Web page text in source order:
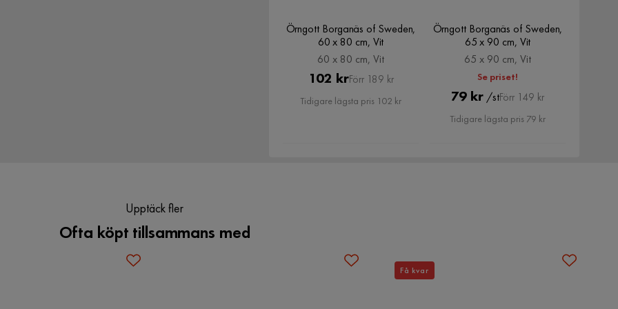
Örngott Borganäs of Sweden,
60 x 80 cm, Vit
60 x 80 cm, Vit
Pris
102 krOriginal
Pris
Förr 189 kr
Tidigare lägsta pris 102 kr
Örngott Borganäs of Sweden,
65 x 90 cm, Vit
65 x 90 cm, Vit
Se priset!
Pris
79 kr /stOriginal
Pris
Förr 149 kr
Tidigare lägsta pris 79 kr
Upptäck fler
Ofta köpt tillsammans med
Få kvar